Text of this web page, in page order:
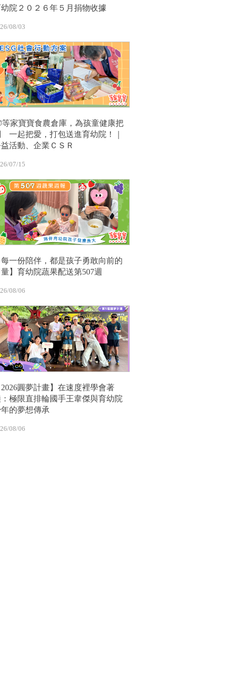
院２０２６年５月捐物收據
08/03
家寶寶食農倉庫，為孩童健康把
一起把愛，打包送進育幼院！｜
活動、企業ＣＳＲ
07/15
一份陪伴，都是孩子勇敢向前的
】育幼院蔬果配送第507週
08/06
圓夢計畫】在速度裡學會著
極限直排輪國手王韋傑與育幼院
的夢想傳承
08/06